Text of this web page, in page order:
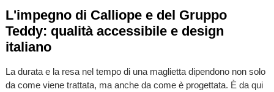
L'impegno di Calliope e del Gruppo
Teddy: qualità accessibile e design
italiano
La durata e la resa nel tempo di una maglietta dipendono non solo
da come viene trattata, ma anche da come è progettata. È da qui